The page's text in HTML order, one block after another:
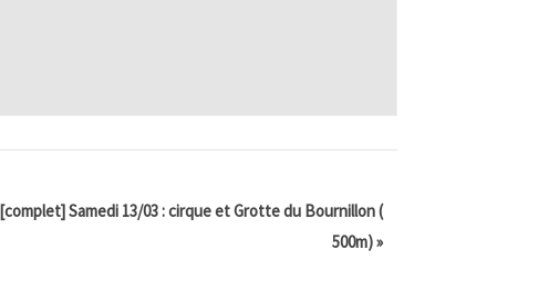
[complet] Samedi 13/03 : cirque et Grotte du Bournillon (
500m)»